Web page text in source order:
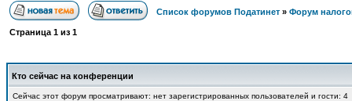
Список форумов Податинет » Форум
Страница 1 из 1
Кто сейчас на конференции
Сейчас этот форум просматривают: нет зарегистрированных пользователей и гости: 4